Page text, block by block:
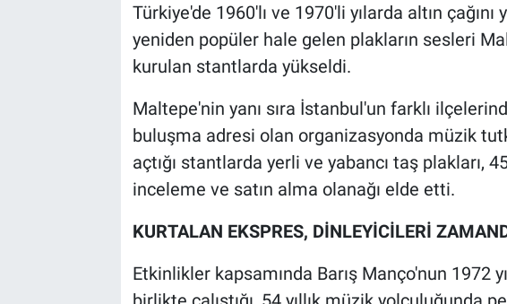
Türkiye'de 1960'lı ve 1970'li yılarda altın çağını
yeniden popüler hale gelen plakların sesleri
kurulan stantlarda yükseldi.
Maltepe'nin yanı sıra İstanbul'un farklı
buluşma adresi olan organizasyonda müzik
açtığı stantlarda yerli ve yabancı taş plakları,
inceleme ve satın alma olanağı elde etti.
KURTALAN EKSPRES, DİNLEYİCİLERİ
Etkinlikler kapsamında Barış Manço'nun 1972